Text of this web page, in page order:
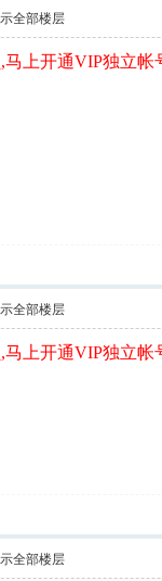
全部楼层
上开通VIP独立
全部楼层
上开通VIP独立
全部楼层